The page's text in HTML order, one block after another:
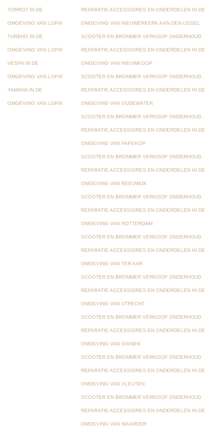
TORROT IN DE
OMGEVING VAN LOPIK
TURBHO IN DE
OMGEVING VAN LOPIK
VESPA IN DE
OMGEVING VAN LOPIK
YAMAHA IN DE
OMGEVING VAN LOPIK
REPARATIE ACCESSOIRES EN ONDERDELEN IN DE
OMGEVING VAN NIEUWERKERK AAN DEN IJSSEL
SCOOTER EN BROMMER VERKOOP ONDERHOUD
REPARATIE ACCESSOIRES EN ONDERDELEN IN DE
OMGEVING VAN NIEUWKOOP
SCOOTER EN BROMMER VERKOOP ONDERHOUD
REPARATIE ACCESSOIRES EN ONDERDELEN IN DE
OMGEVING VAN OUDEWATER
SCOOTER EN BROMMER VERKOOP ONDERHOUD
REPARATIE ACCESSOIRES EN ONDERDELEN IN DE
OMGEVING VAN PAPEKOP
SCOOTER EN BROMMER VERKOOP ONDERHOUD
REPARATIE ACCESSOIRES EN ONDERDELEN IN DE
OMGEVING VAN REEUWIJK
SCOOTER EN BROMMER VERKOOP ONDERHOUD
REPARATIE ACCESSOIRES EN ONDERDELEN IN DE
OMGEVING VAN ROTTERDAM
SCOOTER EN BROMMER VERKOOP ONDERHOUD
REPARATIE ACCESSOIRES EN ONDERDELEN IN DE
OMGEVING VAN TER AAR
SCOOTER EN BROMMER VERKOOP ONDERHOUD
REPARATIE ACCESSOIRES EN ONDERDELEN IN DE
OMGEVING VAN UTRECHT
SCOOTER EN BROMMER VERKOOP ONDERHOUD
REPARATIE ACCESSOIRES EN ONDERDELEN IN DE
OMGEVING VAN VIANEN
SCOOTER EN BROMMER VERKOOP ONDERHOUD
REPARATIE ACCESSOIRES EN ONDERDELEN IN DE
OMGEVING VAN VLEUTEN
SCOOTER EN BROMMER VERKOOP ONDERHOUD
REPARATIE ACCESSOIRES EN ONDERDELEN IN DE
OMGEVING VAN WAARDER